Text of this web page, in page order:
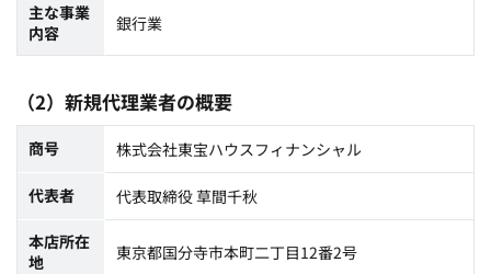
主な事業
内容
銀行業
（2）新規代理業者の概要
商号 株式会社東宝ハウスフィナンシャル
代表者 代表取締役 草間千秋
本店所在
地
東京都国分寺市本町二丁目12番2号